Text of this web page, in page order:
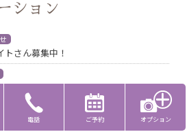
ション
さん募集中！
5月号）発送しました。
年1・2月号）発送しました。
電話 ご予約 オプション